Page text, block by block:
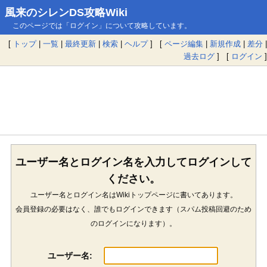
風来のシレンDS攻略Wiki
このページでは「ログイン」について攻略しています。
[ トップ| 一覧 | 最終更新 | 検索 | ヘルプ] [ ページ編集 | 新規作成 | 差分 |
過去ログ ] [ ログイン ]
ユーザー名とログイン名を入力してログインして
ください。
ユーザー名とログイン名はWikiトップページに書いてあります。
会員登録の必要はなく、誰でもログインできます（スパム投稿回避のため
のログインになります）。
ユーザー名: